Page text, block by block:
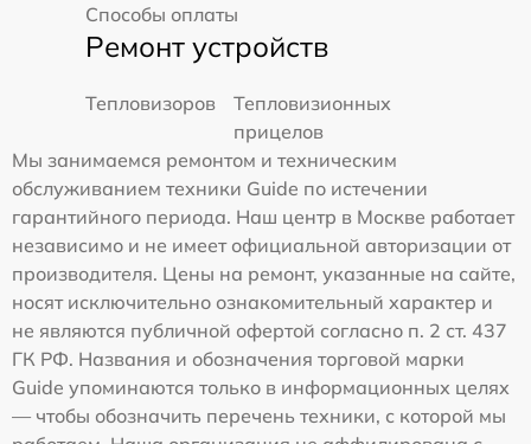
Способы оплаты
Ремонт устройств
Тепловизоров
Тепловизионных
прицелов
Мы занимаемся ремонтом и техническим
обслуживанием техники Guide по истечении
гарантийного периода. Наш центр в Москве работает
независимо и не имеет официальной авторизации от
производителя. Цены на ремонт, указанные на сайте,
носят исключительно ознакомительный характер и
не являются публичной офертой согласно п. 2 ст. 437
ГК РФ. Названия и обозначения торговой марки
Guide упоминаются только в информационных целях
— чтобы обозначить перечень техники, с которой мы